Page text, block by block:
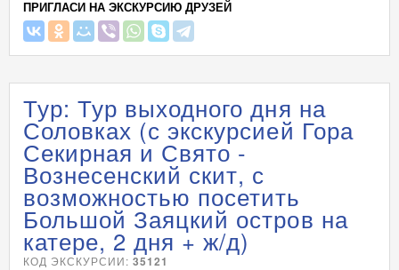
ПРИГЛАСИ НА ЭКСКУРСИЮ ДРУЗЕЙ
Тур: Тур выходного дня на
Соловках (с экскурсией Гора
Секирная и Свято -
Вознесенский скит, с
возможностью посетить
Большой Заяцкий остров на
катере, 2 дня + ж/д)
КОД ЭКСКУРСИИ:35121